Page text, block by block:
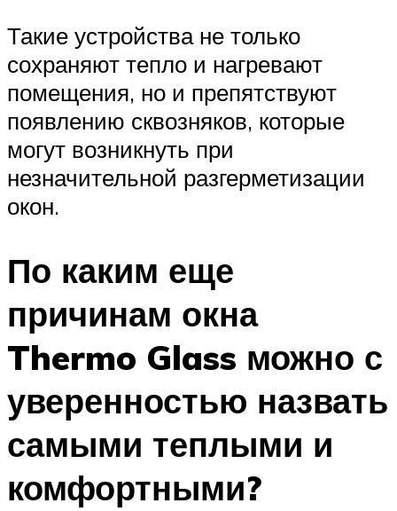
Такие устройства не только
сохраняют тепло и нагревают
помещения, но и препятствуют
появлению сквозняков, которые
могут возникнуть при
незначительной разгерметизации
окон.
По каким еще
причинам окна
Thermo Glass можно с
уверенностью назвать
самыми теплыми и
комфортными?